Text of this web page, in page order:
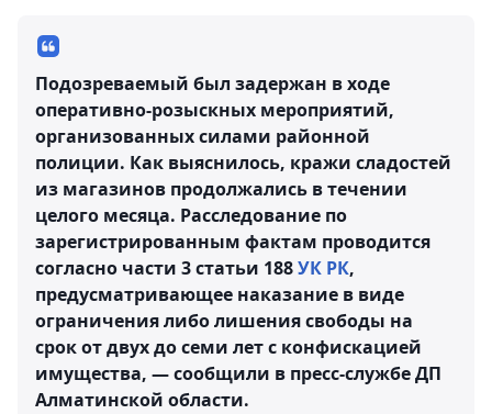
Подозреваемый был задержан в ходе
оперативно-розыскных мероприятий,
организованных силами районной
полиции. Как выяснилось, кражи сладостей
из магазинов продолжались в течении
целого месяца. Расследование по
зарегистрированным фактам проводится
согласно части 3 статьи 188УК РК,
предусматривающее наказание в виде
ограничения либо лишения свободы на
срок от двух до семи лет с конфискацией
имущества, — сообщили в пресс-службе ДП
Алматинской области.